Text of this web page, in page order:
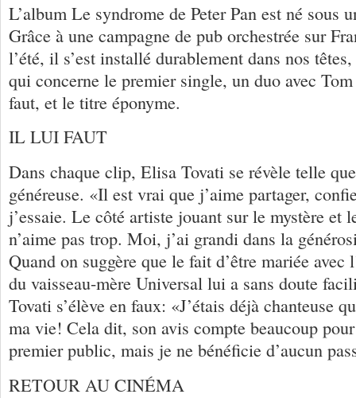
L’album Le syndrome de Peter Pan est né sous
Grâce à une campagne de pub orchestrée sur
l’été, il s’est installé durablement dans nos
qui concerne le premier single, un duo avec
faut, et le titre éponyme.
IL LUI FAUT
Dans chaque clip, Elisa Tovati se révèle telle
généreuse. «Il est vrai que j’aime partager,
j’essaie. Le côté artiste jouant sur le mystère et
n’aime pas trop. Moi, j’ai grandi dans la
Quand on suggère que le fait d’être mariée avec
du vaisseau-mère Universal lui a sans doute
Tovati s’élève en faux: «J’étais déjà chanteuse
ma vie! Cela dit, son avis compte beaucoup
premier public, mais je ne bénéficie d’aucun
RETOUR AU CINÉMA